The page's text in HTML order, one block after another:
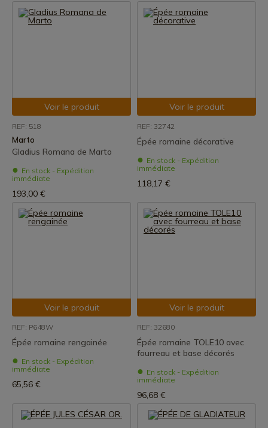
Voir le produit
REF: 518
Marto
Gladius Romana de Marto
En stock - Expédition
immédiate
193,00 €
Voir le produit
REF: 32742
Épée romaine décorative
En stock - Expédition
immédiate
118,17 €
Voir le produit
REF: P648W
Épée romaine rengainée
En stock - Expédition
immédiate
65,56 €
Voir le produit
REF: 32680
Épée romaine TOLE10 avec
fourreau et base décorés
En stock - Expédition
immédiate
96,68 €